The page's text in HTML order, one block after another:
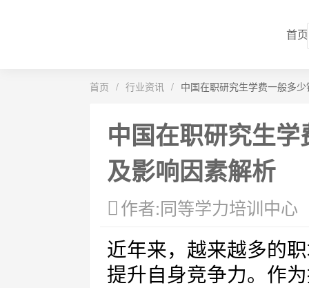
首页
首页 / 行业资讯 / 中国在职研究生学费一般多
中国在职研究生
及影响因素解析
作者:同等学力培训中心
近年来，越来越多的
提升自身竞争力。作